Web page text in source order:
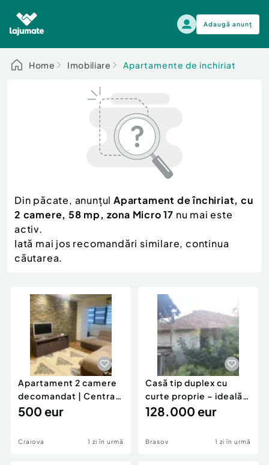
Adaugă anunț
Alege categoria
Auto, moto si ambarcatiuni
Electronice si electrocasnice
Mama si copilul
Moda si frumusete
Sport, timp liber, arta
Agro si Industrie
Animale de companie
Afaceri și echipamente profesionale
Inchiriere Bunuri si Vehicule
Auto, moto si ambarcatiuni
Scutere - ATV - UTV
Autoutilitare
Ambarcatiuni
Camioane - Rulote - Remorci
Motociclete
Piese auto si accesorii
Dacia Duster
Home Imobiliare Apartamente de inchiriat
Din păcate, anunțul Apartament de închiriat, cu
2 camere, 58 mp, zona Micro 17 nu mai este
activ.
Iată mai jos recomandări similare, continua
căutarea.
Apartament 2 camere
decomandat | Centrală
proprie | 60 mp |
500 eur
Craiova 1 zi în urmă
Casă tip duplex cu
curte proprie – ideală
pentru renovar
128.000 eur
Brasov 1 zi în urmă